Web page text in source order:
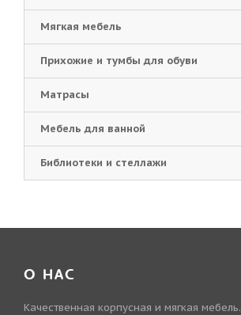
Мягкая мебель
Прихожие и тумбы для обуви
Матрасы
Мебель для ванной
Библиотеки и стеллажи
О НАС
Качественная корпусная и мягкая мебель.